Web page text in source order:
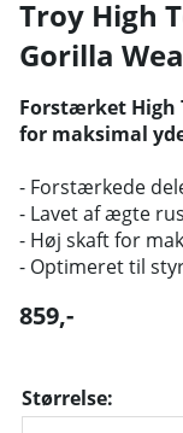
Troy High
Gorilla
Forstærket High
for maksimal
- Forstærkede
- Lavet af ægte
- Høj skaft for
- Optimeret til
859,-
Størrelse: